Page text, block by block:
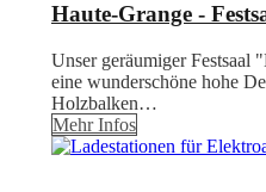
Haute-Grange -
Unser geräumiger Festsaal
eine wunderschöne hohe
Holzbalken…
Mehr Infos